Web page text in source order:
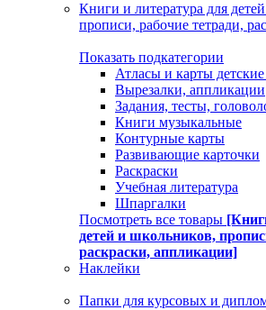
Книги и литература для
прописи, рабочие тетради,
Показать подкатегории
Атласы и карты
Вырезалки, аппликации
Задания, тесты,
Книги музыкальные
Контурные карты
Развивающие карточки
Раскраски
Учебная литература
Шпаргалки
Посмотреть все товары
детей и школьников,
раскраски, аппликации]
Наклейки
Папки для курсовых и